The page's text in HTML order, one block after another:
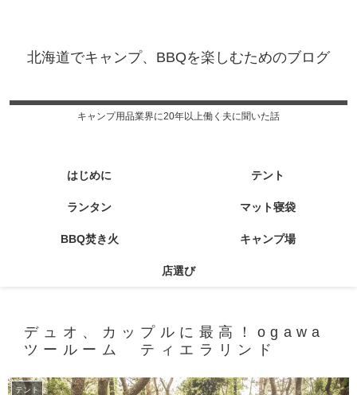
北海道でキャンプ、BBQを楽しむためのブログ
キャンプ用品業界に20年以上働く夫に聞いた話
はじめに テント
ランタン マット寝袋
BBQ焚き火 キャンプ場
店選び
デュオ、カップルに最高！ogawa
ツールーム ティエラリンド
テント